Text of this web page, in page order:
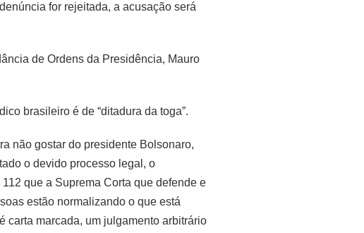
for rejeitada, a acusação será
de Ordens da Presidência, Mauro
brasileiro é de “ditadura da toga”.
não gostar do presidente Bolsonaro,
o devido processo legal, o
que a Suprema Corta que defende e
estão normalizando o que está
carta marcada, um julgamento arbitrário